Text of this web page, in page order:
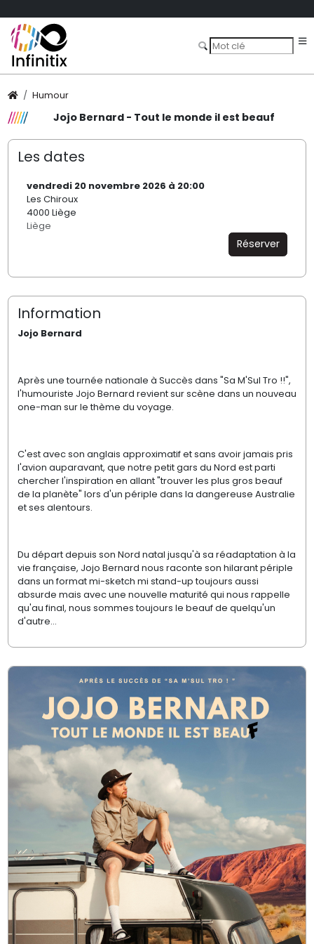
Humour
Jojo Bernard - Tout le monde il est beauf
Les dates
vendredi 20 novembre 2026 à 20:00
Les Chiroux
4000 Liège
Liège
Réserver
Information
Jojo Bernard
Après une tournée nationale à Succès dans "Sa M'Sul Tro !!",
l'humouriste Jojo Bernard revient sur scène dans un nouveau
one-man sur le thème du voyage.
C'est avec son anglais approximatif et sans avoir jamais pris
l'avion auparavant, que notre petit gars du Nord est parti
chercher l'inspiration en allant "trouver les plus gros beauf
de la planète" lors d'un périple dans la dangereuse Australie
et ses alentours.
Du départ depuis son Nord natal jusqu'à sa réadaptation à la
vie française, Jojo Bernard nous raconte son hilarant périple
dans un format mi-sketch mi stand-up toujours aussi
absurde mais avec une nouvelle maturité qui nous rappelle
qu'au final, nous sommes toujours le beauf de quelqu'un
d'autre...